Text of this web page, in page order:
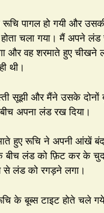
पागल हो गयी और
चला गया। मैं अपने लंड
और वह शरमाते हुए चीखने
थी।
सूझी और मैंने उसके दोनों
अपना लंड रख दिया।
हुए रूचि ने अपनी आंखें
बीच लंड को फ़िट कर के
से लंड को रगड़ने लगा।
के बूब्स टाइट होते चले